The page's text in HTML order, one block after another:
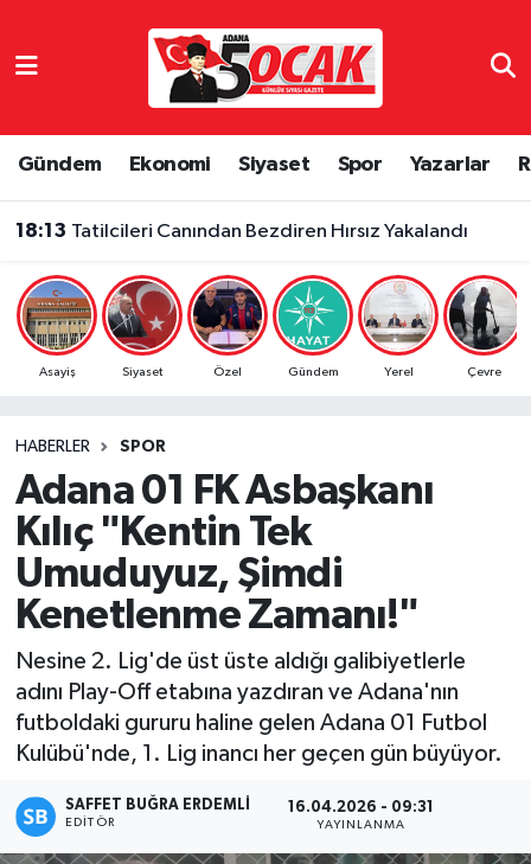
Gündem Ekonomi Siyaset Spor Yazarlar
18:13 Tatilcileri Canından Bezdiren Hırsız Yakalandı
Asayiş Siyaset Özel Gündem Yerel Çevre
HABERLER SPOR
Adana 01 FK Asbaşkanı
Kılıç "Kentin Tek
Umuduyuz, Şimdi
Kenetlenme Zamanı!"
Nesine 2. Lig'de üst üste aldığı galibiyetlerle
adını Play-Off etabına yazdıran ve Adana'nın
futboldaki gururu haline gelen Adana 01 Futbol
Kulübü'nde, 1. Lig inancı her geçen gün büyüyor.
SAFFET BUĞRA ERDEMLI
EDITÖR
16.04.2026 - 09:31
YAYINLANMA
Dünya
Eğitim
Gündem
Haber Reklam
Magazin
Özel
Resmi İlanlar
Sağlık
Siyaset
Adana Nöbetçi Eczaneler
Adana Trafik Yoğunluk Haritası
Süper Lig Puan Durumu ve Fikstür
Son Dakika Haberleri
Haber Arşivi